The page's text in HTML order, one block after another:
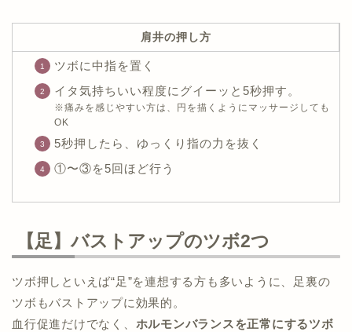
肩井の押し方
ツボに中指を置く
イタ気持ちいい程度にグイーッと5秒押す。
※痛みを感じやすい方は、円を描くようにマッサージしても
OK
5秒押したら、ゆっくり指の力を抜く
①〜③を5回ほど行う
【足】バストアップのツボ2つ
ツボ押しといえば“足”を連想する方も多いように、足裏の
ツボもバストアップに効果的。
血行促進だけでなく、 ホルモンバランスを正常にするツボ